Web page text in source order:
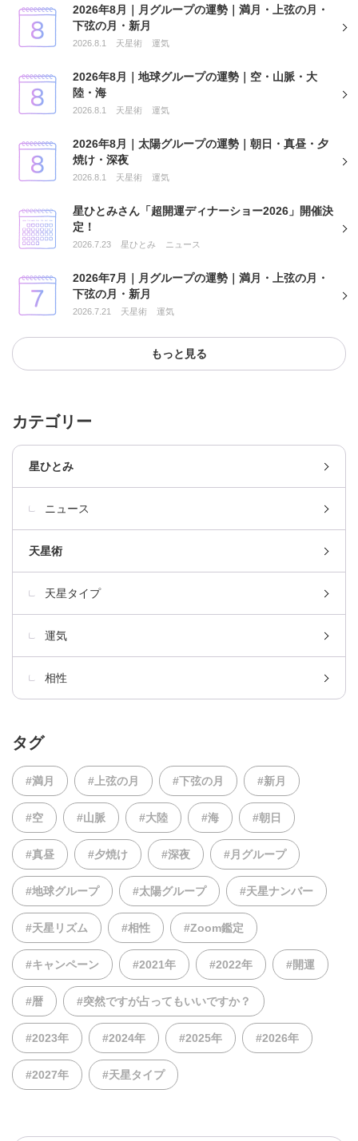
2026年8月｜月グループの運勢｜満月・上弦の月・
下弦の月・新月
2026.8.1 天星術 運気
2026年8月｜地球グループの運勢｜空・山脈・大
陸・海
2026.8.1 天星術 運気
2026年8月｜太陽グループの運勢｜朝日・真昼・夕
焼け・深夜
2026.8.1 天星術 運気
星ひとみさん「超開運ディナーショー2026」開催決
定！
2026.7.23 星ひとみ ニュース
2026年7月｜月グループの運勢｜満月・上弦の月・
下弦の月・新月
2026.7.21 天星術 運気
もっと見る
カテゴリー
星ひとみ
ニュース
天星術
天星タイプ
運気
相性
タグ
#満月 #上弦の月 #下弦の月 #新月
#空 #山脈 #大陸 #海 #朝日
#真昼 #夕焼け #深夜 #月グループ
#地球グループ #太陽グループ #天星ナンバー
#天星リズム #相性 #Zoom鑑定
#キャンペーン #2021年 #2022年 #開運
#暦 #突然ですが占ってもいいですか？
#2023年 #2024年 #2025年 #2026年
#2027年 #天星タイプ